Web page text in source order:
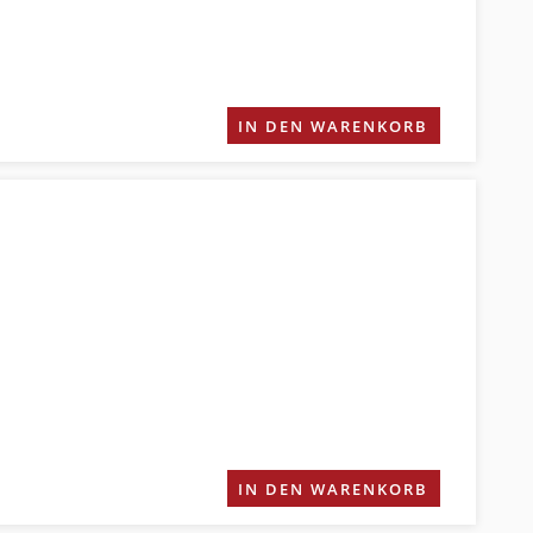
IN DEN WARENKORB
IN DEN WARENKORB